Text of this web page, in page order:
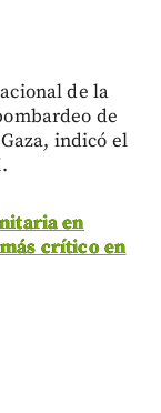
de la
de
indicó el
en
crítico en